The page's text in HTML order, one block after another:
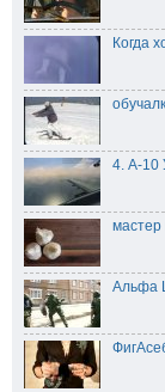
Когда
4. А-10
мастер
Альфа